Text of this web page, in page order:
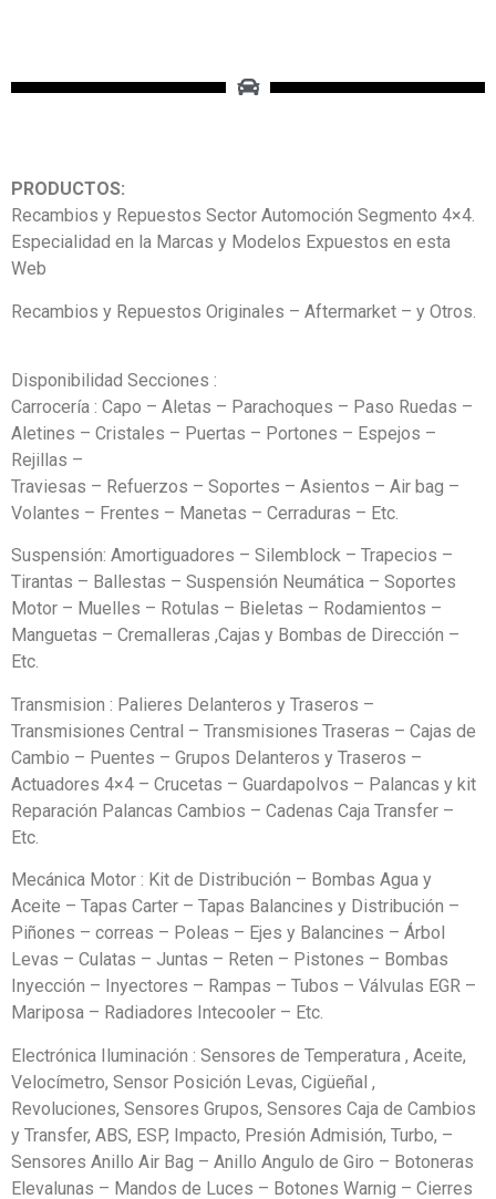
PRODUCTOS:
Recambios y Repuestos Sector Automoción Segmento 4×4.
Especialidad en la Marcas y Modelos Expuestos en esta
Web
Recambios y Repuestos Originales – Aftermarket – y Otros.
Disponibilidad Secciones :
Carrocería : Capo – Aletas – Parachoques – Paso Ruedas –
Aletines – Cristales – Puertas – Portones – Espejos –
Rejillas –
Traviesas – Refuerzos – Soportes – Asientos – Air bag –
Volantes – Frentes – Manetas – Cerraduras – Etc.
Suspensión: Amortiguadores – Silemblock – Trapecios –
Tirantas – Ballestas – Suspensión Neumática – Soportes
Motor – Muelles – Rotulas – Bieletas – Rodamientos –
Manguetas – Cremalleras ,Cajas y Bombas de Dirección –
Etc.
Transmision : Palieres Delanteros y Traseros –
Transmisiones Central – Transmisiones Traseras – Cajas de
Cambio – Puentes – Grupos Delanteros y Traseros –
Actuadores 4×4 – Crucetas – Guardapolvos – Palancas y kit
Reparación Palancas Cambios – Cadenas Caja Transfer –
Etc.
Mecánica Motor : Kit de Distribución – Bombas Agua y
Aceite – Tapas Carter – Tapas Balancines y Distribución –
Piñones – correas – Poleas – Ejes y Balancines – Árbol
Levas – Culatas – Juntas – Reten – Pistones – Bombas
Inyección – Inyectores – Rampas – Tubos – Válvulas EGR –
Mariposa – Radiadores Intecooler – Etc.
Electrónica Iluminación : Sensores de Temperatura , Aceite,
Velocímetro, Sensor Posición Levas, Cigüeñal ,
Revoluciones, Sensores Grupos, Sensores Caja de Cambios
y Transfer, ABS, ESP, Impacto, Presión Admisión, Turbo, –
Sensores Anillo Air Bag – Anillo Angulo de Giro – Botoneras
Elevalunas – Mandos de Luces – Botones Warnig – Cierres